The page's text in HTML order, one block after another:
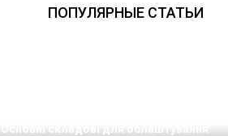
ПОПУЛЯРНЫЕ СТАТЬИ